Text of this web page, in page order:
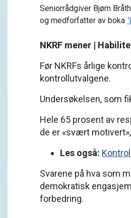
Seniorrådgiver Bjørn
og medforfatter av boka
NKRF mener |
Før NKRFs årlige
kontrollutvalgene.
Undersøkelsen, som
Hele 65 prosent av
de er «svært
Les også:
Svarene på hva som
demokratisk
forbedring.